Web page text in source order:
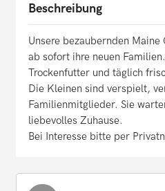
Beschreibung
Unsere bezaubernden Maine
ab sofort ihre neuen
Trockenfutter und täglich
Die Kleinen sind verspielt,
Familienmitglieder. Sie
liebevolles Zuhause.
Bei Interesse bitte per